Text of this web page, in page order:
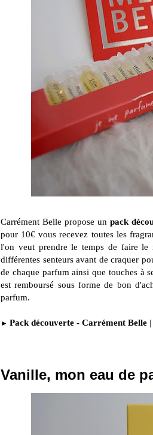
Carrément Belle propose unpack
pour 10€ vous recevez toutes les
l'on veut prendre le temps de faire
différentes senteurs avant de craquer
de chaque parfum ainsi que touches à
est remboursé sous forme de bon
parfum.
► Pack découverte - Carrément Belle |
Vanille, mon eau de